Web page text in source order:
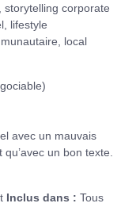
storytelling corporate
lifestyle
local
avec un mauvais
un bon texte.
Inclus dans : Tous